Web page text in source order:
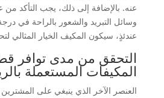
عنه. بالإضافة إلى ذلك، يجب التأكد
وسائل التبريد والشعور بالراحة في
عندئذٍ، سيكون المكيف الخيار المثالي
التحقق من مدى توافر
المكيفات المستعملة
العنصر الآخر الذي ينبغي على